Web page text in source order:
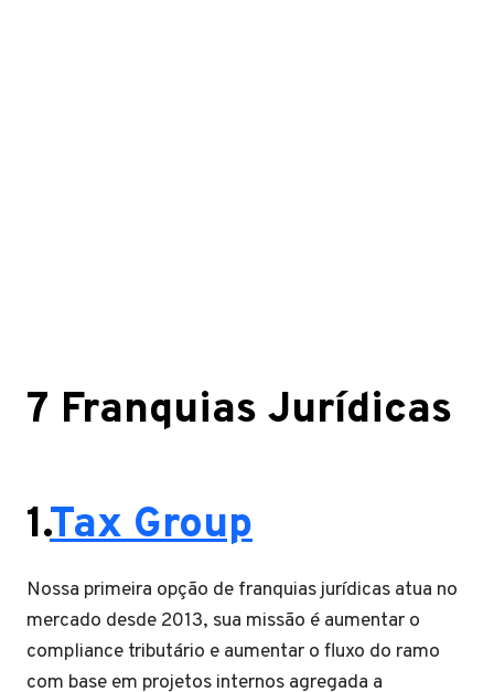
7 Franquias Jurídicas
1.Tax Group
Nossa primeira opção de franquias jurídicas atua no
mercado desde 2013, sua missão é aumentar o
compliance tributário e aumentar o fluxo do ramo
com base em projetos internos agregada a